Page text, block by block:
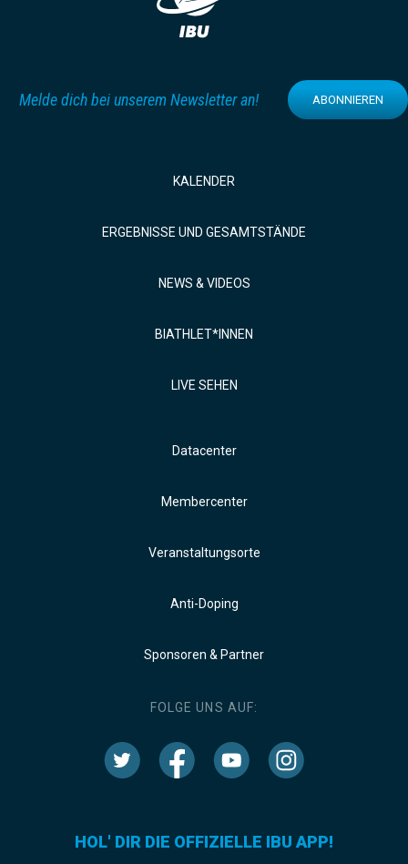
Melde dich bei unserem Newsletter an! ABONNIEREN
KALENDER
ERGEBNISSE UND GESAMTSTÄNDE
NEWS & VIDEOS
BIATHLET*INNEN
LIVE SEHEN
Datacenter
Membercenter
Veranstaltungsorte
Anti-Doping
Sponsoren & Partner
FOLGE UNS AUF:
HOL' DIR DIE OFFIZIELLE IBU APP!